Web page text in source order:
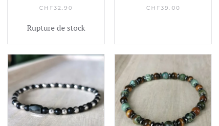
CHF32.90
Rupture de stock
CHF39.00